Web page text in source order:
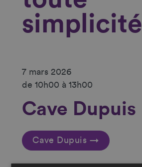
simplicité
7 mars 2026
de 10h00 à 13h00
Cave Dupuis
Cave Dupuis →